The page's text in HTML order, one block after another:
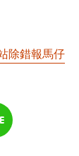
除錯報馬仔